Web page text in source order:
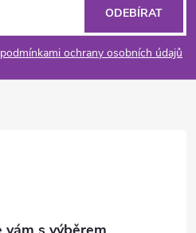
podmínkami ochrany osobních údajů
ODEBÍRAT